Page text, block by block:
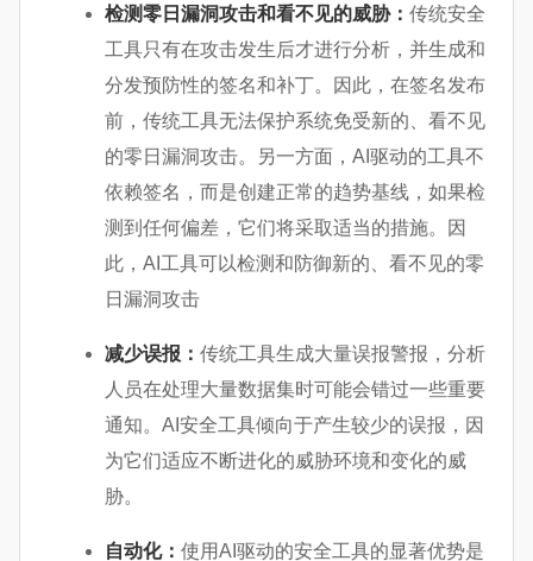
检测零日漏洞攻击和看不见的威胁： 传统安全
工具只有在攻击发生后才进行分析，并生成和
分发预防性的签名和补丁。因此，在签名发布
前，传统工具无法保护系统免受新的、看不见
的零日漏洞攻击。另一方面，AI驱动的工具不
依赖签名，而是创建正常的趋势基线，如果检
测到任何偏差，它们将采取适当的措施。因
此，AI工具可以检测和防御新的、看不见的零
日漏洞攻击
减少误报： 传统工具生成大量误报警报，分析
人员在处理大量数据集时可能会错过一些重要
通知。AI安全工具倾向于产生较少的误报，因
为它们适应不断进化的威胁环境和变化的威
胁。
自动化： 使用AI驱动的安全工具的显著优势是